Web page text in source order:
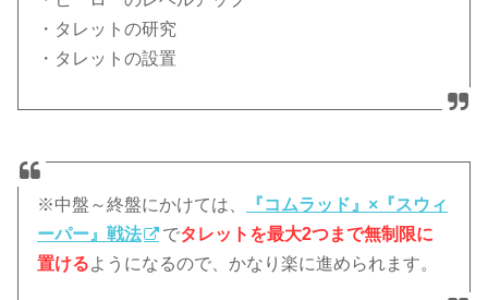
・タレットの研究
・タレットの設置
※中盤～終盤にかけては、
『コムラッド』×『スウィ
ーパー』戦法
でタレットを最大2つまで無制限に
置けるようになるので、かなり楽に進められます。